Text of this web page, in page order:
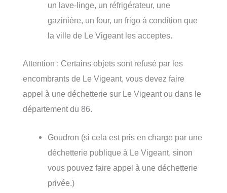
un lave-linge, un réfrigérateur, une
gazinière, un four, un frigo à condition que
la ville de Le Vigeant les acceptes.
Attention : Certains objets sont refusé par les
encombrants de Le Vigeant, vous devez faire
appel à une déchetterie sur Le Vigeant ou dans le
département du 86.
Goudron (si cela est pris en charge par une
déchetterie publique à Le Vigeant, sinon
vous pouvez faire appel à une déchetterie
privée.)